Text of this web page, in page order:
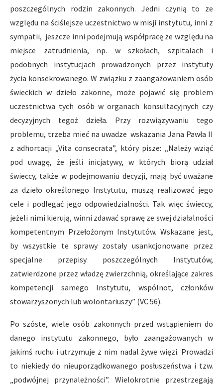
poszczególnych rodzin zakonnych. Jedni czynią to ze
względu na ściślejsze uczestnictwo w misji instytutu, inni z
sympatii, jeszcze inni podejmują współpracę ze względu na
miejsce zatrudnienia, np. w szkołach, szpitalach i
podobnych instytucjach prowadzonych przez instytuty
życia konsekrowanego. W związku z zaangażowaniem osób
świeckich w dzieło zakonne, może pojawić się problem
uczestnictwa tych osób w organach konsultacyjnych czy
decyzyjnych tegoż dzieła. Przy rozwiązywaniu tego
problemu, trzeba mieć na uwadze wskazania Jana Pawła II
z adhortacji „Vita consecrata”, który pisze: „Należy wziąć
pod uwagę, że jeśli inicjatywy, w których biorą udział
świeccy, także w podejmowaniu decyzji, mają być uważane
za dzieło określonego Instytutu, muszą realizować jego
cele i podlegać jego odpowiedzialności. Tak więc świeccy,
jeżeli nimi kierują, winni zdawać sprawę ze swej działalności
kompetentnym Przełożonym Instytutów. Wskazane jest,
by wszystkie te sprawy zostały usankcjonowane przez
specjalne przepisy poszczególnych Instytutów,
zatwierdzone przez władzę zwierzchnią, określające zakres
kompetencji samego Instytutu, wspólnot, członków
stowarzyszonych lub wolontariuszy” (VC 56).
Po szóste, wiele osób zakonnych przed wstąpieniem do
danego instytutu zakonnego, było zaangażowanych w
jakimś ruchu i utrzymuje z nim nadal żywe więzi. Prowadzi
to niekiedy do nieuporządkowanego posłuszeństwa i tzw.
„podwójnej przynależności”. Wielokrotnie przestrzegają